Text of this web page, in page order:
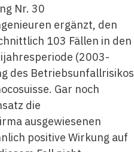
Nr. 30
ergänzt, den
103 Fällen in den
(2003-
des Betriebsunfallrisikos
Gar noch
die
ausgewiesenen
positive Wirkung auf